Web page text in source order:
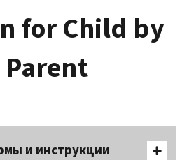
for Child by
и инструкции